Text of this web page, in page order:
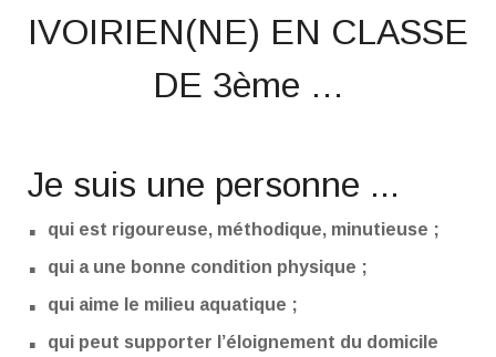
IVOIRIEN(NE) EN CLASSE
DE 3ème …
Je suis une personne ...
.
qui est rigoureuse, méthodique, minutieuse ;
. qui a une bonne condition physique ;
. qui aime le milieu aquatique ;
.
qui peut supporter l’éloignement du domicile